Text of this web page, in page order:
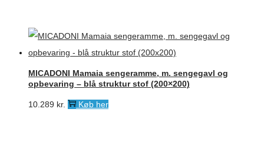
MICADONI Mamaia sengeramme, m. sengegavl og
opbevaring – blå struktur stof (200×200)
10.289 kr. Køb her